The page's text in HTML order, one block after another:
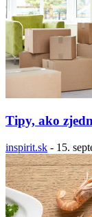
Tipy, ako
inspirit.sk - 15.